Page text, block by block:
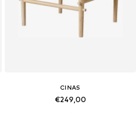
CINAS
€249,00